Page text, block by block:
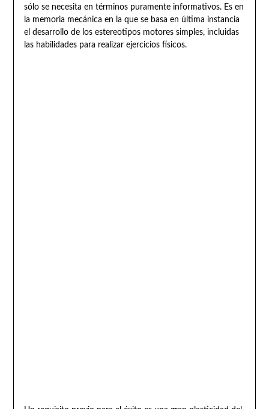
sólo se necesita en términos puramente informativos. Es en
la memoria mecánica en la que se basa en última instancia
el desarrollo de los estereotipos motores simples, incluidas
las habilidades para realizar ejercicios físicos.